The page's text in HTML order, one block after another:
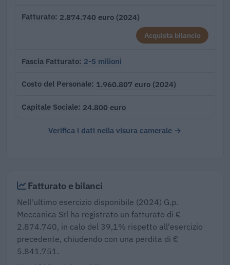
Fatturato 2.874.740 euro (2024)
Acquista bilancio
Fascia Fatturato 2-5 milioni
Costo del Personale 1.960.807 euro (2024)
Capitale Sociale 24.800 euro
Verifica i dati nella visura camerale →
Fatturato e bilanci
Nell'ultimo esercizio disponibile (2024) G.p.
Meccanica Srl ha registrato un fatturato di €
2.874.740, in calo del 39,1% rispetto all'esercizio
precedente, chiudendo con una perdita di €
5.841.751.